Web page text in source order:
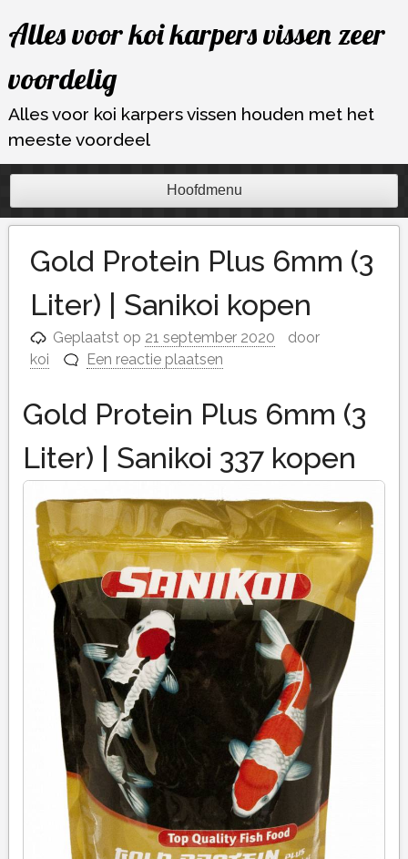
naar
inhoud
Alles voor koi karpers vissen zeer
voordelig
Alles voor koi karpers vissen houden met het
meeste voordeel
Hoofdmenu
Gold Protein Plus 6mm (3
Liter) | Sanikoi kopen
Geplaatst op 21 september 2020
door
koi
Een reactie plaatsen
Gold Protein Plus 6mm (3
Liter) | Sanikoi 337 kopen